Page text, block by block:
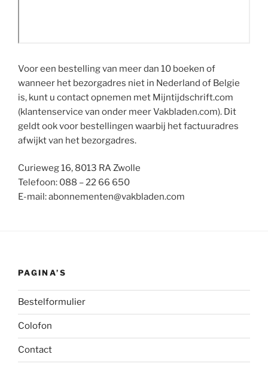
Voor een bestelling van meer dan 10 boeken of
wanneer het bezorgadres niet in Nederland of Belgie
is, kunt u contact opnemen met Mijntijdschrift.com
(klantenservice van onder meer Vakbladen.com). Dit
geldt ook voor bestellingen waarbij het factuuradres
afwijkt van het bezorgadres.
Curieweg 16, 8013 RA Zwolle
Telefoon: 088 – 22 66 650
E-mail: abonnementen@vakbladen.com
PAGINA’S
Bestelformulier
Colofon
Contact